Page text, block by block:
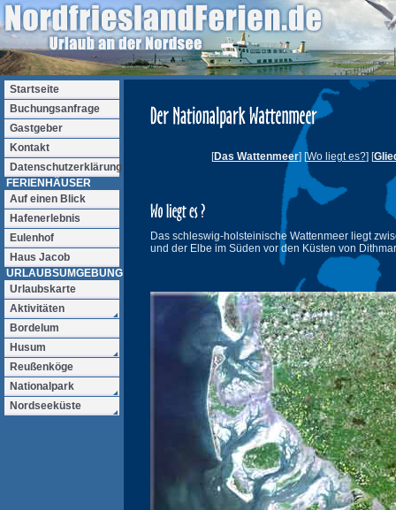
[Das Wattenmeer] [Wo liegt es?] [
Das schleswig-holsteinische Wattenmeer liegt
und der Elbe im Süden vor den Küsten von
Startseite
Buchungsanfrage
Gastgeber
Kontakt
Datenschutzerklärung
FERIENHÄUSER
Auf einen Blick
Hafenerlebnis
Eulenhof
Haus Jacob
URLAUBSUMGEBUNG
Urlaubskarte
Aktivitäten
Bordelum
Husum
Reußenköge
Nationalpark
Nordseeküste